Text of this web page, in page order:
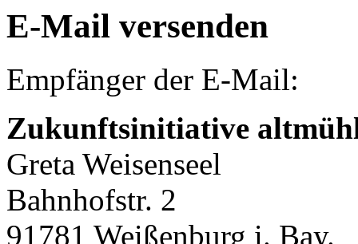
E-Mail versenden
Empfänger der E-Mail:
Zukunftsinitiative
Greta Weisenseel
Bahnhofstr. 2
91781 Weißenburg i. Bay.